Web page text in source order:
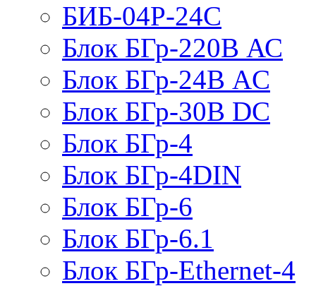
БИБ-04Р-24С
Блок БГр-220В АС
Блок БГр-24В AC
Блок БГр-30В DC
Блок БГр-4
Блок БГр-4DIN
Блок БГр-6
Блок БГр-6.1
Блок БГр-Ethernet-4